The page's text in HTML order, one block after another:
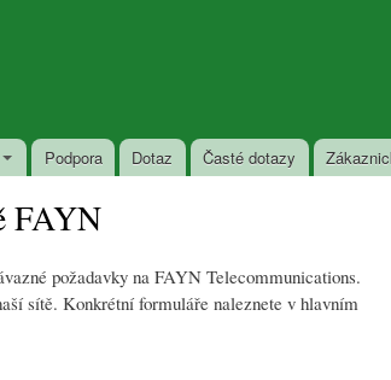
Podpora Dotaz Časté dotazy
FAYN
požadavky na FAYN Telecommunications.
sítě. Konkrétní formuláře naleznete v hlavním